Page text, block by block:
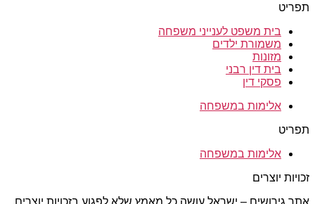
תפריט
בית משפט לענייני משפחה
משמורת ילדים
מזונות
בית דין רבני
פסקי דין
אלימות במשפחה
תפריט
אלימות במשפחה
זכויות יוצרים
אתר גירושים – ישראל עושה כל מאמץ שלא לפגוע בזכויות יוצרים.